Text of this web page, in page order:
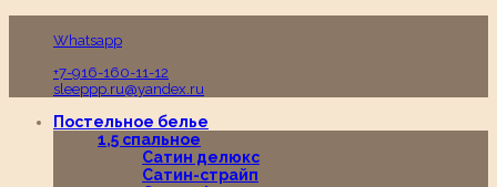
Whatsapp
+7-916-160-11-12
sleeppp.ru@yandex.ru
Постельное белье
1,5 спальное
Сатин делюкс
Сатин-страйп